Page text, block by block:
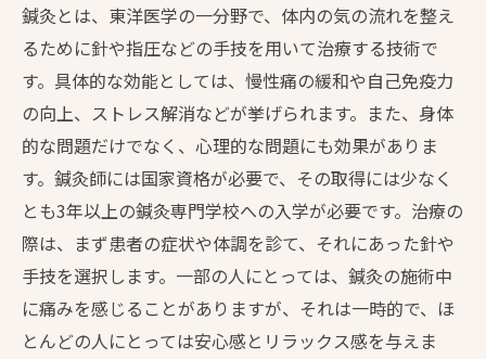
鍼灸とは、東洋医学の一分野で、体内の気の流れを整え
るために針や指圧などの手技を用いて治療する技術で
す。具体的な効能としては、慢性痛の緩和や自己免疫力
の向上、ストレス解消などが挙げられます。また、身体
的な問題だけでなく、心理的な問題にも効果がありま
す。鍼灸師には国家資格が必要で、その取得には少なく
とも3年以上の鍼灸専門学校への入学が必要です。治療の
際は、まず患者の症状や体調を診て、それにあった針や
手技を選択します。一部の人にとっては、鍼灸の施術中
に痛みを感じることがありますが、それは一時的で、ほ
とんどの人にとっては安心感とリラックス感を与えま